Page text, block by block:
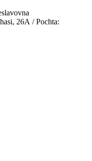
26А / Pochta: